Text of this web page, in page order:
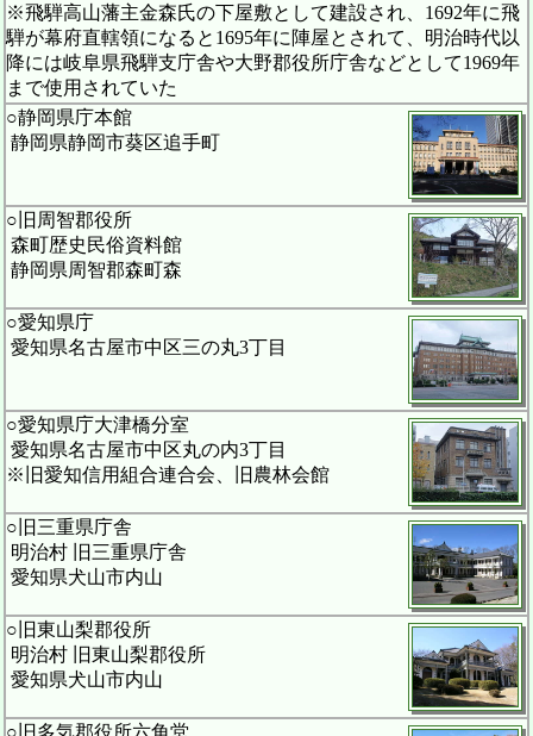
※飛騨高山藩主金森氏の下屋敷として建設され、1692年に飛
騨が幕府直轄領になると1695年に陣屋とされて、明治時代以
降には岐阜県飛騨支庁舎や大野郡役所庁舎などとして1969年
まで使用されていた
○静岡県庁本館
静岡県静岡市葵区追手町
○旧周智郡役所
森町歴史民俗資料館
静岡県周智郡森町森
○愛知県庁
愛知県名古屋市中区三の丸3丁目
○愛知県庁大津橋分室
愛知県名古屋市中区丸の内3丁目
※旧愛知信用組合連合会、旧農林会館
○旧三重県庁舎
明治村 旧三重県庁舎
愛知県犬山市内山
○旧東山梨郡役所
明治村 旧東山梨郡役所
愛知県犬山市内山